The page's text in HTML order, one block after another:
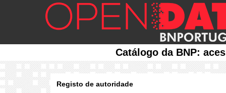
Catálogo da BNP:
Registo de autoridade